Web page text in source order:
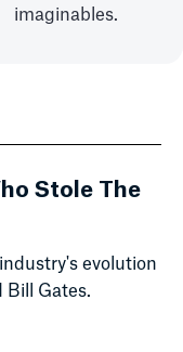
imaginables.
Stole The
evolution
Bill Gates.